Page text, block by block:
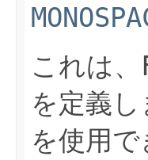
これは、
を定義し
を使用で